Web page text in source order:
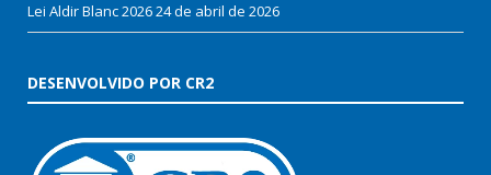
Lei Aldir Blanc 202624 de abril de 2026
DESENVOLVIDO POR CR2